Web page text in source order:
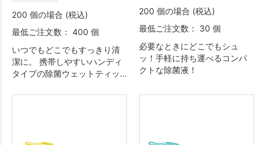
200 個の場合 (税込)
最低ご注文数： 400 個
いつでもどこでもすっきり清
潔に。 携帯しやすいハンディ
タイプの除菌ウェットティッ
200 個の場合 (税込)
最低ご注文数： 30 個
必要なときにどこでもシュ
ッ！手軽に持ち運べるコンパ
クトな除菌液！